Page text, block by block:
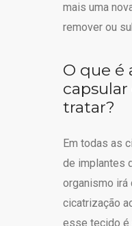
mais uma
remover ou
O que é
tratar?
Em todas as
de implantes
organismo irá
cicatrização
esse tecido é